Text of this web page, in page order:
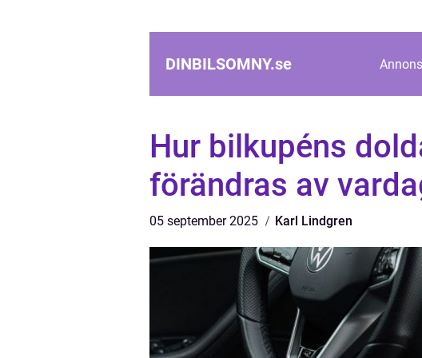
DINBILSOMNY.se
Hur bilkupéns
förändras av
05 september 2025 Karl Lindgren